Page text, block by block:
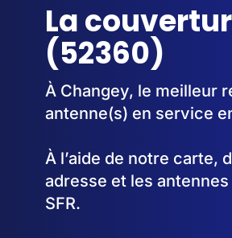
La
(52360)
À Changey, le meilleur
antenne(s) en service
À l’aide de notre carte,
adresse et les
SFR.